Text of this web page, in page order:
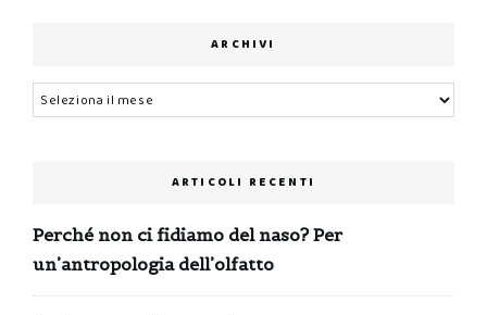
ARCHIVI
Archivi
ARTICOLI RECENTI
Perché non ci fidiamo del naso? Per
un’antropologia dell’olfatto